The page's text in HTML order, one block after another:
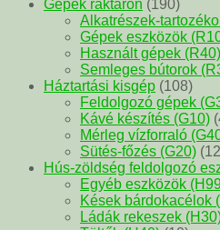
Gépek raktáron (190)
Alkatrészek-
Gépek eszközök
Használt gépek (R40)
Semleges bútorok
Háztartási kisgép (108)
Feldolgozó gépek
Kávé készítés (G10)
Mérleg vízforraló
Sütés-főzés (G20)
Hús-zöldség feldolgozó
Egyéb eszközök
Kések bárdokacélok
Ládák rekeszek